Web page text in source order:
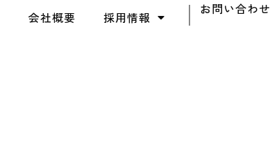
会社概要 採用情報
お問い合わせ